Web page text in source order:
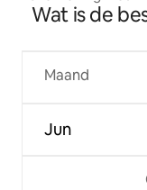
van Puerto Plata
Wat is de
Maand
Jun